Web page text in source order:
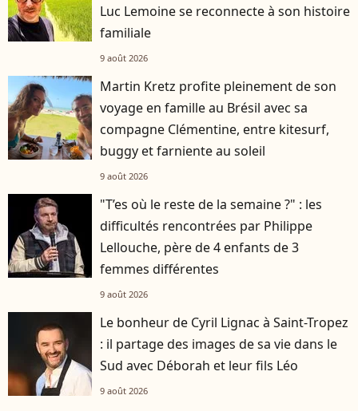
Luc Lemoine se reconnecte à son histoire
familiale
9 août 2026
Martin Kretz profite pleinement de son
voyage en famille au Brésil avec sa
compagne Clémentine, entre kitesurf,
buggy et farniente au soleil
9 août 2026
"T’es où le reste de la semaine ?" : les
difficultés rencontrées par Philippe
Lellouche, père de 4 enfants de 3
femmes différentes
9 août 2026
Le bonheur de Cyril Lignac à Saint-Tropez
: il partage des images de sa vie dans le
Sud avec Déborah et leur fils Léo
9 août 2026